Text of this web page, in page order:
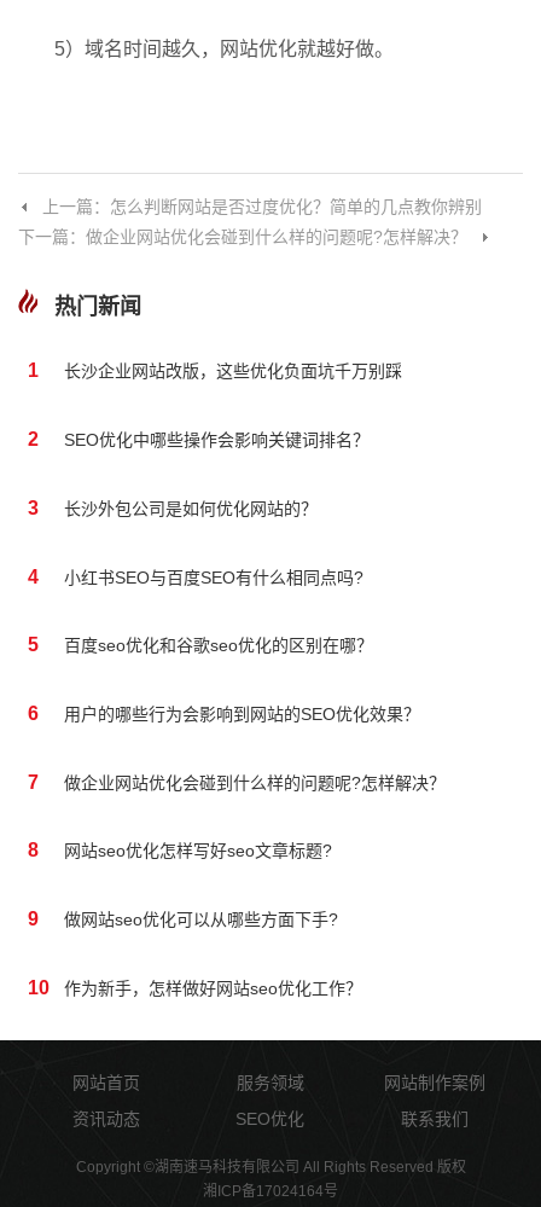
5）域名时间越久，网站优化就越好做。
上一篇：怎么判断网站是否过度优化？简单的几点教你辨别
下一篇：做企业网站优化会碰到什么样的问题呢?怎样解决？
热门新闻
1 长沙企业网站改版，这些优化负面坑千万别踩
2 SEO优化中哪些操作会影响关键词排名？
3 长沙外包公司是如何优化网站的？
4 小红书SEO与百度SEO有什么相同点吗?
5 百度seo优化和谷歌seo优化的区别在哪？
6 用户的哪些行为会影响到网站的SEO优化效果？
7 做企业网站优化会碰到什么样的问题呢?怎样解决？
8 网站seo优化怎样写好seo文章标题?
9 做网站seo优化可以从哪些方面下手?
10 作为新手，怎样做好网站seo优化工作？
网站首页 服务领域
网站制作案例
资讯动态
SEO优化 联系我们
Copyright ©湖南速马科技有限公司 All Rights Reserved 版权
湘ICP备17024164号